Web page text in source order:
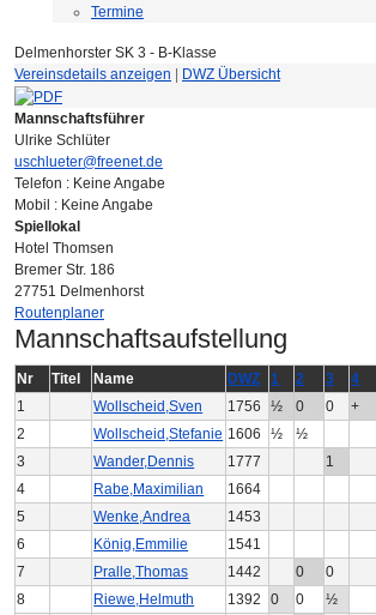
Termine
Delmenhorster SK 3 - B-Klasse
Vereinsdetails anzeigen | DWZ Übersicht
Mannschaftsführer
Ulrike Schlüter
uschlueter@freenet.de
Telefon : Keine Angabe
Mobil : Keine Angabe
Spiellokal
Hotel Thomsen
Bremer Str. 186
27751 Delmenhorst
Routenplaner
Mannschaftsaufstellung
Nr Titel Name DWZ 1 2 3 4
1
Wollscheid,Sven 1756 ½ 0 0 +
2
Wollscheid,Stefanie 1606 ½ ½
3
Wander,Dennis 1777 1
4
Rabe,Maximilian
1664
5
Wenke,Andrea
1453
6
König,Emmilie
1541
7
Pralle,Thomas 1442 0 0
8
Riewe,Helmuth 1392 0 0 ½